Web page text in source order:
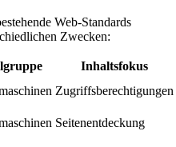
Web-Standards
Zwecken:
Inhaltsfokus
Zugriffsberechtigungen
Seitenentdeckung